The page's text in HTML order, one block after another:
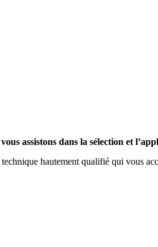
assistons dans la sélection et
hautement qualifié qui vous